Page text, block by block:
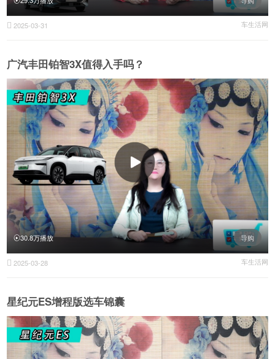
 2025-03-31 车生活网
广汽丰田铂智3X值得入手吗？
导购
30.8万播放
 2025-03-28 车生活网
星纪元ES增程版选车锦囊